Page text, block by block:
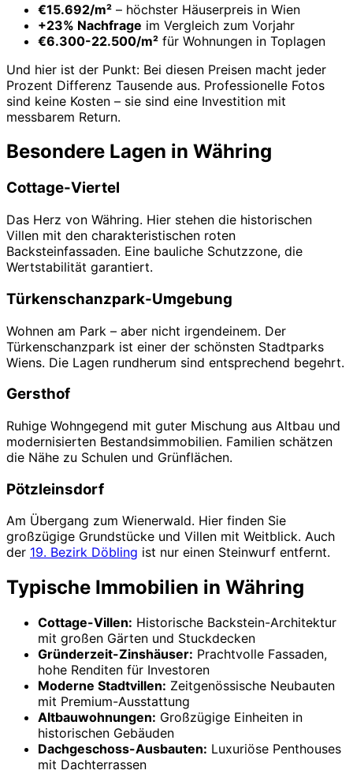
€15.692/m² – höchster Häuserpreis in Wien
+23% Nachfrage im Vergleich zum Vorjahr
€6.300-22.500/m² für Wohnungen in Toplagen
Und hier ist der Punkt: Bei diesen Preisen macht jeder
Prozent Differenz Tausende aus. Professionelle Fotos
sind keine Kosten – sie sind eine Investition mit
messbarem Return.
Besondere Lagen in Währing
Cottage-Viertel
Das Herz von Währing. Hier stehen die historischen
Villen mit den charakteristischen roten
Backsteinfassaden. Eine bauliche Schutzzone, die
Wertstabilität garantiert.
Türkenschanzpark-Umgebung
Wohnen am Park – aber nicht irgendeinem. Der
Türkenschanzpark ist einer der schönsten Stadtparks
Wiens. Die Lagen rundherum sind entsprechend begehrt.
Gersthof
Ruhige Wohngegend mit guter Mischung aus Altbau und
modernisierten Bestandsimmobilien. Familien schätzen
die Nähe zu Schulen und Grünflächen.
Pötzleinsdorf
Am Übergang zum Wienerwald. Hier finden Sie
großzügige Grundstücke und Villen mit Weitblick. Auch
der 19. Bezirk Döbling ist nur einen Steinwurf entfernt.
Typische Immobilien in Währing
Cottage-Villen: Historische Backstein-Architektur
mit großen Gärten und Stuckdecken
Gründerzeit-Zinshäuser: Prachtvolle Fassaden,
hohe Renditen für Investoren
Moderne Stadtvillen: Zeitgenössische Neubauten
mit Premium-Ausstattung
Altbauwohnungen: Großzügige Einheiten in
historischen Gebäuden
Dachgeschoss-Ausbauten: Luxuriöse Penthouses
mit Dachterrassen